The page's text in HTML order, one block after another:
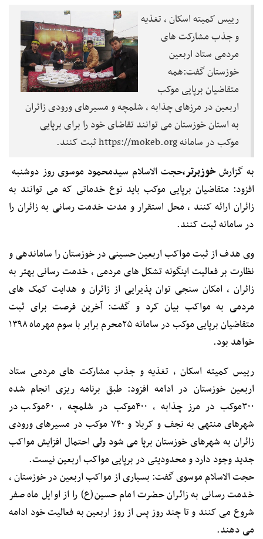
رییس کمیته اسکان ، تغذیه
و جذب مشارکت های
مردمی ستاد اربعین
خوزستان گفت:همه
متقاضیان برپایی موکب
اربعین در مرزهای چذابه ، شلمچه و مسیرهای ورودی زائران
به استان خوزستان می توانند تقاضای خود را برای برپایی
موکب در سامانه https://mokeb.org ثبت کنند.
به گزارشخوزبرتر،حجت الاسلام سیدمحمود موسوی روز دوشنبه
افزود: متقاضیان برپایی موکب باید نوع خدماتی که می توانند به
زائران ارائه کنند ، محل استقرار و مدت خدمت رسانی به زائران را
در سامانه ثبت کنند.
وی هدف از ثبت مواکب اربعین حسینی در خوزستان را ساماندهی و
نظارت بر فعالیت اینگونه تشکل های مردمی ، خدمت رسانی بهتر به
زائران ، امکان سنجی توان پذیرایی از زائران و هدایت کمک های
مردمی به مواکب بیان کرد و گفت: آخرین فرصت برای ثبت
متقاضیان برپایی موکب در سامانه ۲۵محرم برابر با سوم مهرماه ۱۳۹۸
خواهد بود.
رییس کمیته اسکان ، تغذیه و جذب مشارکت های مردمی ستاد
اربعین خوزستان در ادامه افزود: طبق برنامه ریزی انجام شده
۳۰۰موکب در مرز چذابه ، ۴۰۰موکب در شلمچه ، ۶۰موکب در
شهرهای منتهی به نجف و کربلا و ۷۴۰ موکب در مسیرهای ورودی
زائران به شهرهای خوزستان برپا می شود ولی احتمال افزایش مواکب
جدید وجود دارد و محدودیتی در برپایی مواکب اربعین نیست.
حجت الاسلام موسوی گفت: بسیاری از مواکب اربعین در خوزستان ،
خدمت رسانی به زائران حضرت امام حسین(ع) را از اوایل ماه صفر
شروع می کنند و تا چند روز پس از روز اربعین به فعالیت خود ادامه
می دهند.